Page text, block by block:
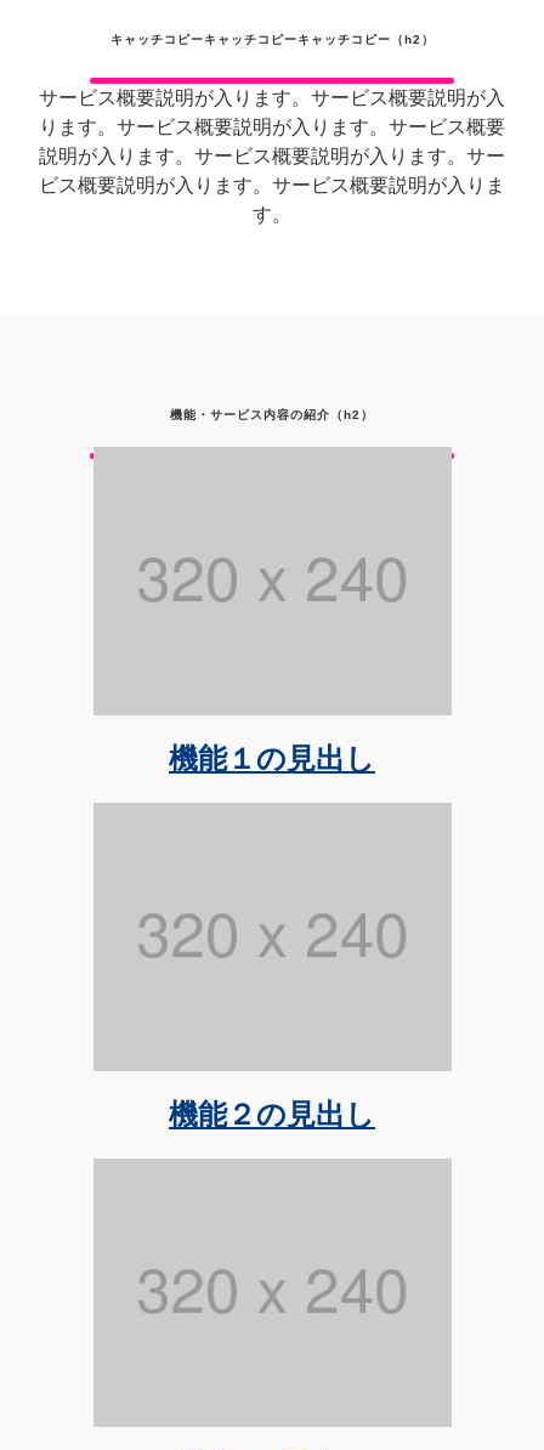
キャッチコピーキャッチコピーキャッチコピー（h2）
サービス概要説明が入ります。サービス概要説明が入
ります。サービス概要説明が入ります。サービス概要
説明が入ります。サービス概要説明が入ります。サー
ビス概要説明が入ります。サービス概要説明が入りま
す。
機能・サービス内容の紹介（h2）
機能１の見出し
機能２の見出し